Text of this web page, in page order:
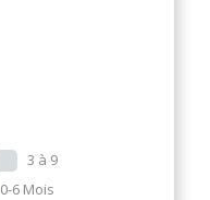
3 à 9
0-6 Mois